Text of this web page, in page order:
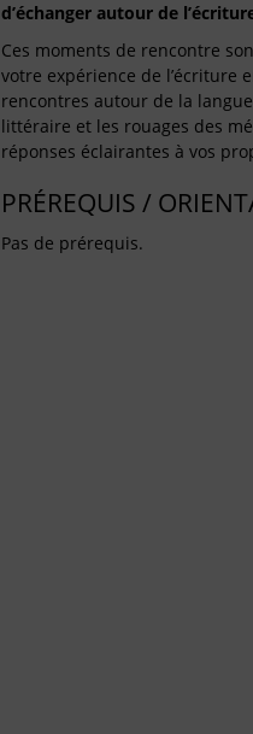
d’échanger autour de
Ces moments de rencontre
votre expérience de l’écriture
rencontres autour de la
littéraire et les rouages des
réponses éclairantes à vos
PRÉREQUIS /
Pas de prérequis.